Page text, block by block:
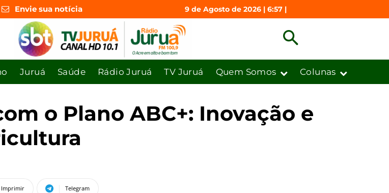
Envie sua notícia 9 de Agosto de 2026 | 6:57 |
Juruá Saúde Rádio Juruá TV Juruá Quem Somos Colunas
o Plano ABC+: Inovação e
Imprimir Telegram